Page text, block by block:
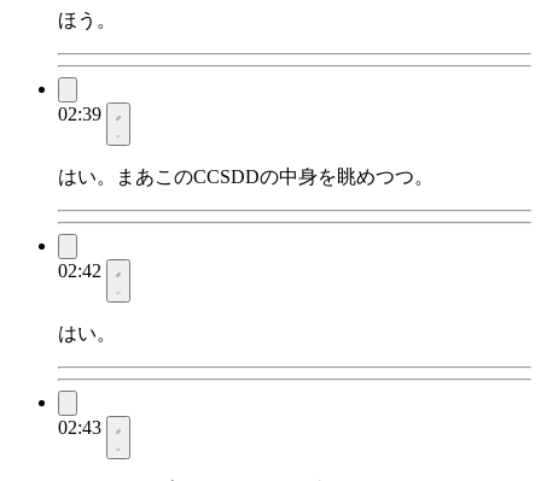
ほう。
02:39
はい。まあこのCCSDDの中身を眺めつつ。
02:42
はい。
02:43